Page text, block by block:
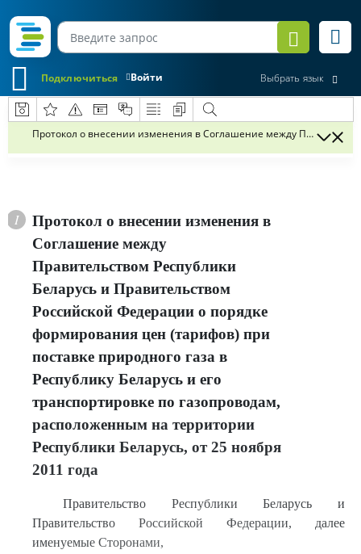
Войти
Подключиться Выбрать язык
Протокол о внесении изменения в Соглашение между
Протокол о внесении изменения в
Соглашение между
Правительством Республики
Беларусь и Правительством
Российской Федерации о порядке
формирования цен (тарифов) при
поставке природного газа в
Республику Беларусь и его
транспортировке по газопроводам,
расположенным на территории
Республики Беларусь, от 25 ноября
2011 года
Правительство Республики Беларусь и
Правительство Российской Федерации, далее
именуемые Сторонами,